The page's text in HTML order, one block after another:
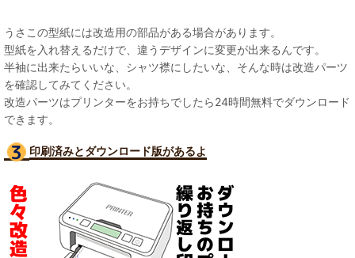
うさこの型紙には改造用の部品がある場合があります。
型紙を入れ替えるだけで、違うデザインに変更が出来るんです。
半袖に出来たらいいな、シャツ襟にしたいな、そんな時は改造パーツ
を確認してみてください。
改造パーツはプリンターをお持ちでしたら24時間無料でダウンロード
できます。
印刷済みとダウンロード版があるよ